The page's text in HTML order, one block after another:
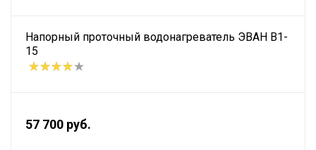
Напорный проточный водонагреватель ЭВАН В1-
15
57 700 руб.